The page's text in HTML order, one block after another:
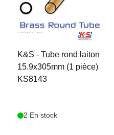
KS8143
K&S - Tube rond laiton
15.9x305mm (1 pièce)
KS8143
2 En stock